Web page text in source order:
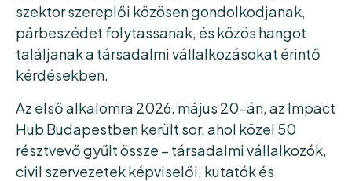
szektor szereplői közösen gondolkodjanak,
párbeszédet folytassanak, és közös hangot
találjanak a társadalmi vállalkozásokat érintő
kérdésekben.
Az első alkalomra 2026. május 20-án, az Impact
Hub Budapestben került sor, ahol közel 50
résztvevő gyűlt össze – társadalmi vállalkozók,
civil szervezetek képviselői, kutatók és